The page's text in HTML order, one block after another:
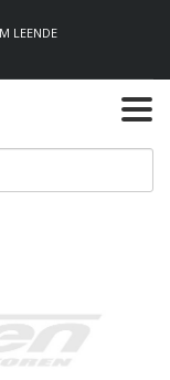
LEENDE